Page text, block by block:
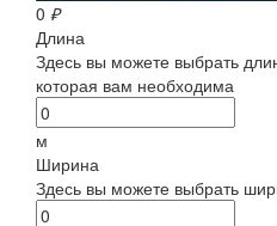
0 ₽
Длина
Здесь вы можете выбрать
которая вам необходима
м
Ширина
Здесь вы можете выбрать